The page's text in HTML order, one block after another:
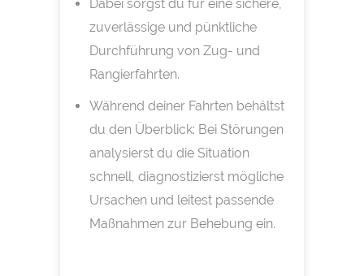
Dabei sorgst du für eine sichere,
zuverlässige und pünktliche
Durchführung von Zug- und
Rangierfahrten.
Während deiner Fahrten behältst
du den Überblick: Bei Störungen
analysierst du die Situation
schnell, diagnostizierst mögliche
Ursachen und leitest passende
Maßnahmen zur Behebung ein.